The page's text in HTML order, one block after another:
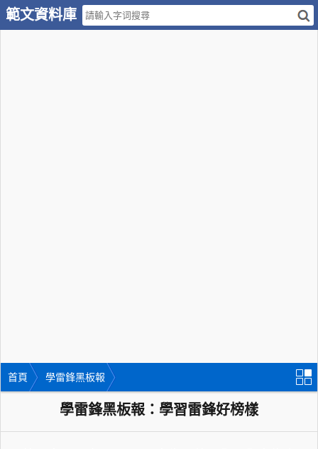
範文資料庫
首頁 學雷鋒黑板報
學雷鋒黑板報：學習雷鋒好榜樣